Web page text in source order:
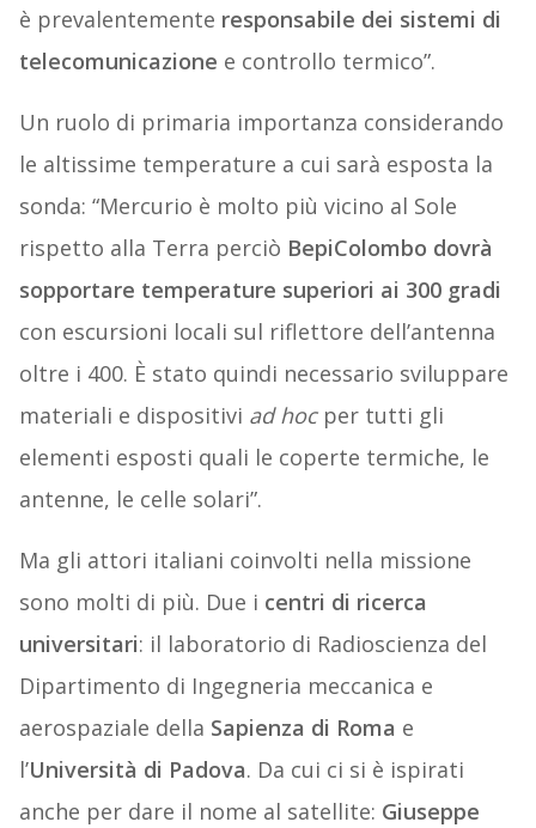
è prevalentemente responsabile dei sistemi di
telecomunicazione e controllo termico”.
Un ruolo di primaria importanza considerando
le altissime temperature a cui sarà esposta la
sonda: “Mercurio è molto più vicino al Sole
rispetto alla Terra perciò BepiColombo dovrà
sopportare temperature superiori ai 300 gradi
con escursioni locali sul riflettore dell’antenna
oltre i 400. È stato quindi necessario sviluppare
materiali e dispositivi ad hocper tutti gli
elementi esposti quali le coperte termiche, le
antenne, le celle solari”.
Ma gli attori italiani coinvolti nella missione
sono molti di più. Due i centri di ricerca
universitari: il laboratorio di Radioscienza del
Dipartimento di Ingegneria meccanica e
aerospaziale della Sapienza di Roma e
l’Università di Padova. Da cui ci si è ispirati
anche per dare il nome al satellite: Giuseppe